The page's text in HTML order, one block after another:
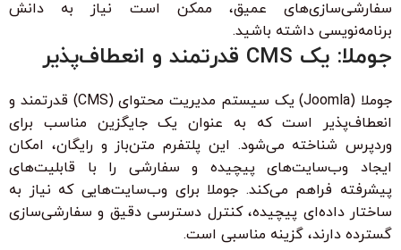
سفارشی‌سازی‌های عمیق، ممکن است نیاز به دانش
برنامه‌نویسی داشته باشید.
جوملا: یک CMS قدرتمند و انعطاف‌پذیر
جوملا (Joomla) یک سیستم مدیریت محتوای (CMS) قدرتمند و
انعطاف‌پذیر است که به عنوان یک جایگزین مناسب برای
وردپرس شناخته می‌شود. این پلتفرم متن‌باز و رایگان، امکان
ایجاد وب‌سایت‌های پیچیده و سفارشی را با قابلیت‌های
پیشرفته فراهم می‌کند. جوملا برای وب‌سایت‌هایی که نیاز به
ساختار داده‌ای پیچیده، کنترل دسترسی دقیق و سفارشی‌سازی
گسترده دارند، گزینه مناسبی است.